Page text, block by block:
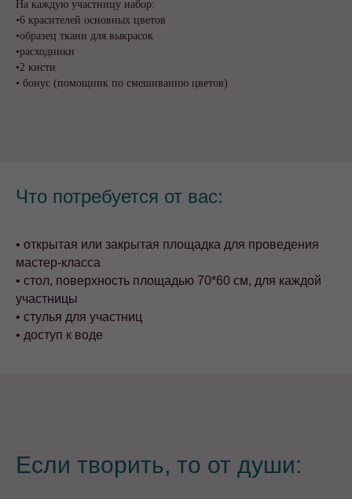
На каждую участницу набор:
•6 красителей основных цветов
•образец ткани для выкрасок
•расходники
•2 кисти
• бонус (помощник по смешиванию цветов)
Что потребуется от вас:
• открытая или закрытая площадка для проведения
мастер-класса
• стол, поверхность площадью 70*60 см, для каждой
участницы
• стулья для участниц
• доступ к воде
Если творить, то от души: